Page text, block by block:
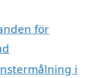
för
i